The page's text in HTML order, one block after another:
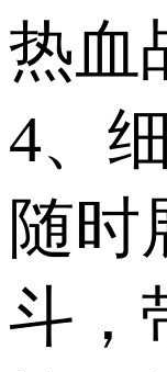
热血
4、
随时
斗，